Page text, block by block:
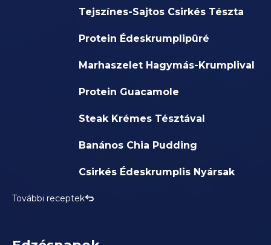
Tejszínes-Sajtos Csirkés Tészta
Protein Édeskrumplipüré
Marhaszelet Hagymás-Krumplival
Protein Guacamole
Steak Krémes Tésztával
Banános Chia Pudding
Csirkés Édeskrumplis Nyársak
További receptek